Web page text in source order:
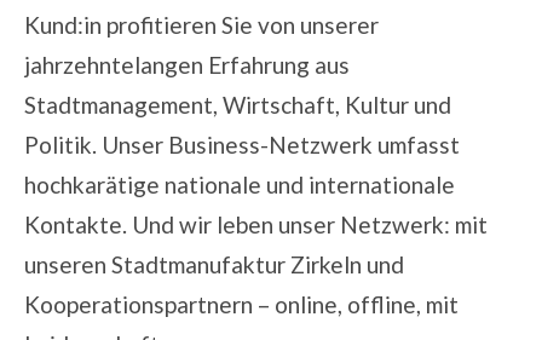
Kund:in profitieren Sie von unserer
jahrzehntelangen Erfahrung aus
Stadtmanagement, Wirtschaft, Kultur und
Politik. Unser Business-Netzwerk umfasst
hochkarätige nationale und internationale
Kontakte. Und wir leben unser Netzwerk: mit
unseren Stadtmanufaktur Zirkeln und
Kooperationspartnern – online, offline, mit